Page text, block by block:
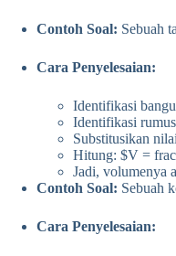
Contoh Soal: Sebuah
Cara Penyelesaian:
Identifikasi
Identifikasi
Substitusikan
Hitung: $V =
Jadi, volumenya
Contoh Soal: Sebuah
Cara Penyelesaian: